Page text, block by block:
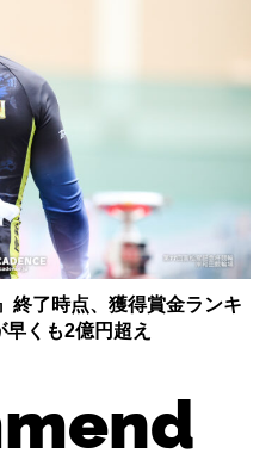
終了時点、獲得賞金ランキ
くも2億円超え